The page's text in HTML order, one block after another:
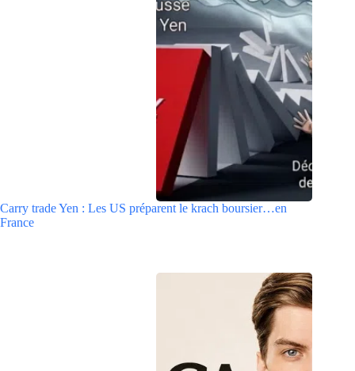
Carry trade Yen : Les US préparent le krach boursier…en
France